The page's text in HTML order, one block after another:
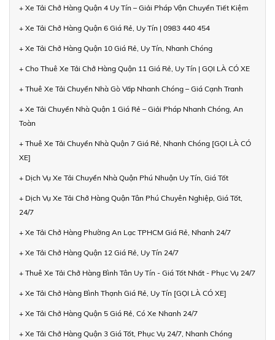
+ Xe Tải Chở Hàng Quận 4 Uy Tín – Giải Pháp Vận Chuyển Tiết Kiệm
+ Xe Tải Chở Hàng Quận 6 Giá Rẻ, Uy Tín | 0983 440 454
+ Xe Tải Chở Hàng Quận 10 Giá Rẻ, Uy Tín, Nhanh Chóng
+ Cho Thuê Xe Tải Chở Hàng Quận 11 Giá Rẻ, Uy Tín | GỌI LÀ CÓ XE
+ Thuê Xe Tải Chuyển Nhà Gò Vấp Nhanh Chóng – Giá Cạnh Tranh
+ Xe Tải Chuyển Nhà Quận 1 Giá Rẻ – Giải Pháp Nhanh Chóng, An
Toàn
+ Thuê Xe Tải Chuyển Nhà Quận 7 Giá Rẻ, Nhanh Chóng [GỌI LÀ CÓ
XE]
+ Dịch Vụ Xe Tải Chuyển Nhà Quận Phú Nhuận Uy Tín, Giá Tốt
+ Dịch Vụ Xe Tải Chở Hàng Quận Tân Phú Chuyên Nghiệp, Giá Tốt,
24/7
+ Xe Tải Chở Hàng Phường An Lạc TPHCM Giá Rẻ, Nhanh 24/7
+ Xe Tải Chở Hàng Quận 12 Giá Rẻ, Uy Tín 24/7
+ Thuê Xe Tải Chở Hàng Bình Tân Uy Tín - Giá Tốt Nhất - Phục Vụ 24/7
+ Xe Tải Chở Hàng Bình Thạnh Giá Rẻ, Uy Tín [GỌI LÀ CÓ XE]
+ Xe Tải Chở Hàng Quận 5 Giá Rẻ, Có Xe Nhanh 24/7
+ Xe Tải Chở Hàng Quận 3 Giá Tốt, Phục Vụ 24/7, Nhanh Chóng